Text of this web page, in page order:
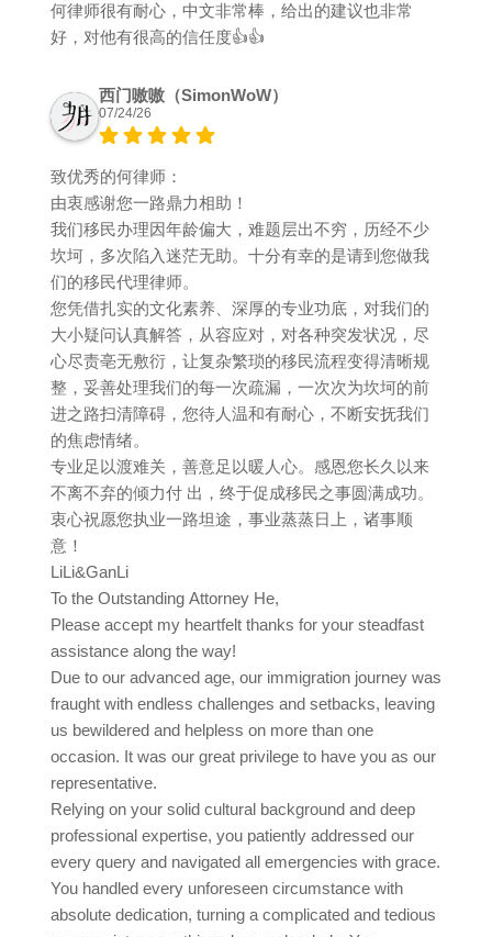
何律师很有耐心，中文非常棒，给出的建议也非常
好，对他有很高的信任度👍👍
西门嗷嗷（SimonWoW）
07/24/26
致优秀的何律师：
由衷感谢您一路鼎力相助！
我们移民办理因年龄偏大，难题层出不穷，历经不少
坎坷，多次陷入迷茫无助。十分有幸的是请到您做我
们的移民代理律师。
您凭借扎实的文化素养、深厚的专业功底，对我们的
大小疑问认真解答，从容应对，对各种突发状况，尽
心尽责亳无敷衍，让复杂繁琐的移民流程变得清晰规
整，妥善处理我们的每一次疏漏，一次次为坎坷的前
进之路扫清障碍，您待人温和有耐心，不断安抚我们
的焦虑情绪。
专业足以渡难关，善意足以暖人心。感恩您长久以来
不离不弃的倾力付 出，终于促成移民之事圆满成功。
衷心祝愿您执业一路坦途，事业蒸蒸日上，诸事顺
意！
LiLi&GanLi
To the Outstanding Attorney He,
Please accept my heartfelt thanks for your steadfast
assistance along the way!
Due to our advanced age, our immigration journey was
fraught with endless challenges and setbacks, leaving
us bewildered and helpless on more than one
occasion. It was our great privilege to have you as our
representative.
Relying on your solid cultural background and deep
professional expertise, you patiently addressed our
every query and navigated all emergencies with grace.
You handled every unforeseen circumstance with
absolute dedication, turning a complicated and tedious